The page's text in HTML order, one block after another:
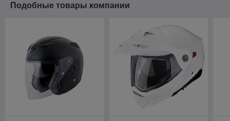
Подобные товары компании